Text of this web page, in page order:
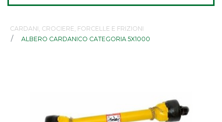
CARDANI, CROCIERE, FORCELLE E FRIZIONI
ALBERO CARDANICO CATEGORIA 5X1000